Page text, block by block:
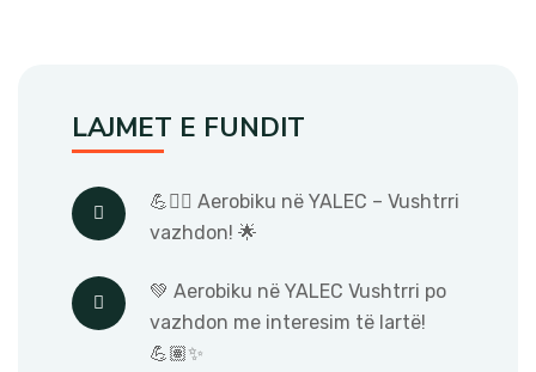
LAJMET E FUNDIT
💪🧘‍♀️ Aerobiku në YALEC – Vushtrri
vazhdon! 🌟
💚 Aerobiku në YALEC Vushtrri po
vazhdon me interesim të lartë!
💪🏽✨